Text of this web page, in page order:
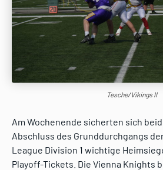
Tesche/Vikings II
Am Wochenende sicherten sich
Abschluss des Grunddurchgangs
League Division 1 wichtige
Playoff-Tickets. Die Vienna Knights